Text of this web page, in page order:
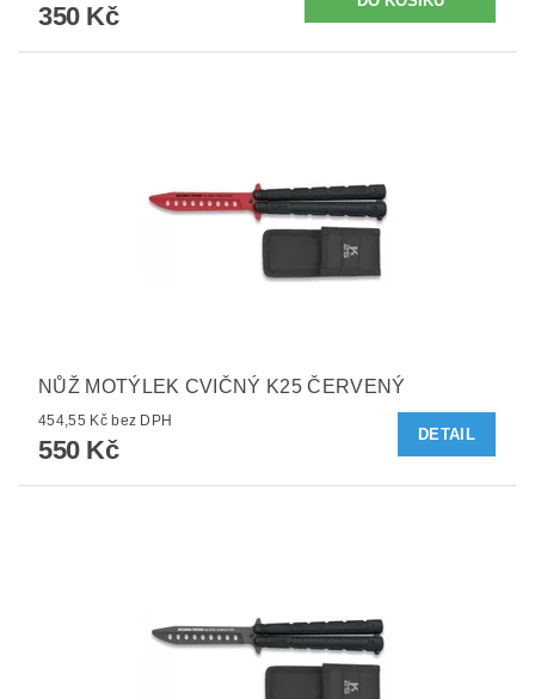
350 Kč
NŮŽ MOTÝLEK CVIČNÝ K25 ČERVENÝ
454,55 Kč bez DPH
550 Kč
DETAIL